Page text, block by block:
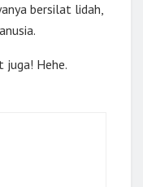
bersilat lidah,
juga! Hehe.